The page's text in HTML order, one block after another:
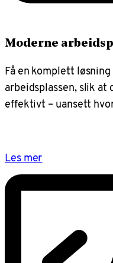
Moderne
Få en komplett
arbeidsplassen, slik
effektivt – uansett
Les mer